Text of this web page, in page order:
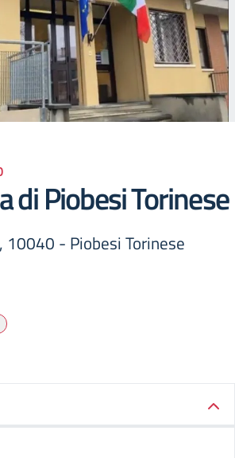
di Piobesi Torinese
10040 - Piobesi Torinese